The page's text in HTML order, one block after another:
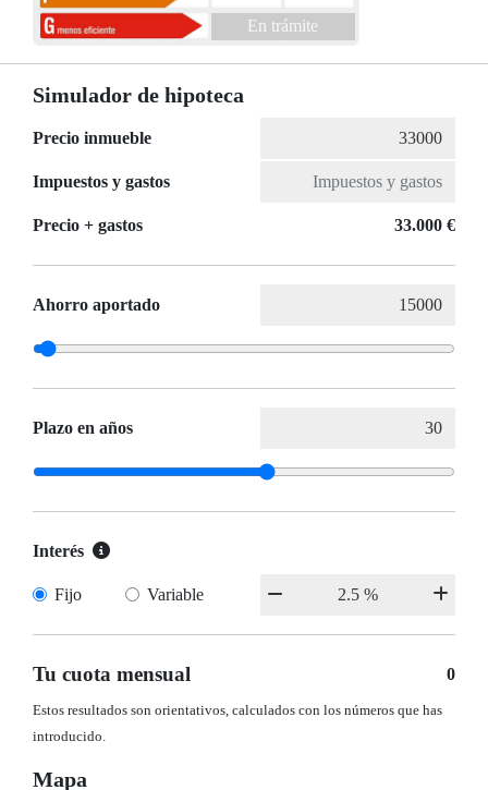
En trámite
Simulador de hipoteca
Precio inmueble
Impuestos y gastos
Precio + gastos 33.000 €
Ahorro aportado
Plazo en años
Interés
Fijo Variable
Tu cuota mensual 0
Estos resultados son orientativos, calculados con los números que has
introducido.
Mapa